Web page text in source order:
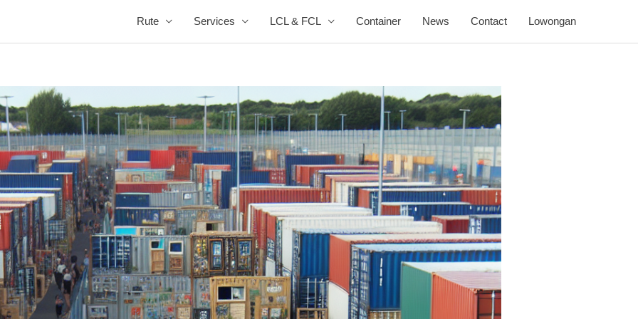
Rute Services LCL & FCL Container News Contact Lowongan